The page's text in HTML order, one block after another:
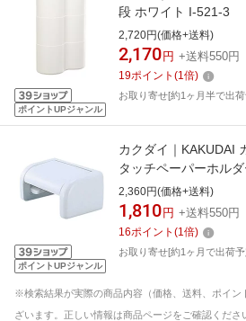
ポイントUPジャンル
段 ホワイト I-521-3
2,720円(価格+送料)
2,170 円 +送料550円
19ポイント (1倍)
お取り寄せ[約1ヶ月半で出
ポイントUPジャンル
カクダイ｜KAKUDAI
タッチペーパーホル
2,360円(価格+送料)
1,810 円 +送料550円
16ポイント (1倍)
お取り寄せ[約1ヶ月で出荷
※検索結果が実際の商品内容（価格、送料、ポイン
ざいます。正しい情報は商品ページをご確認くださ